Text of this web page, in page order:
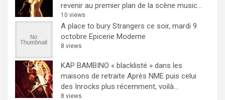
revenir au premier plan de la scène music...
10 views
A place to bury Strangers ce soir, mardi 9
octobre Epicerie Moderne
8 views
KAP BAMBINO « blacklisté » dans les
maisons de retraite Après NME puis celui
des Inrocks plus récemment, voilà...
8 views